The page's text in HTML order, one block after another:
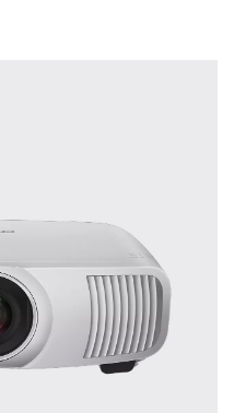
Empfehlung
Nutzen Sie